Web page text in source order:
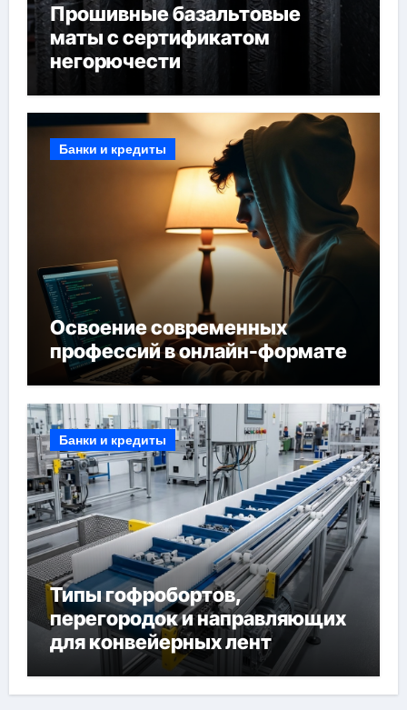
Прошивные базальтовые
маты с сертификатом
негорючести
Банки и кредиты
Освоение современных
профессий в онлайн-формате
Банки и кредиты
Типы гофробортов,
перегородок и направляющих
для конвейерных лент